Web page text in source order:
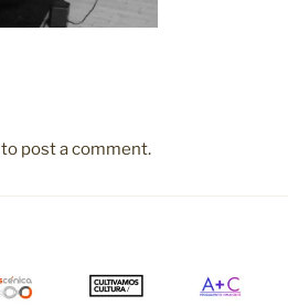
to post a comment.